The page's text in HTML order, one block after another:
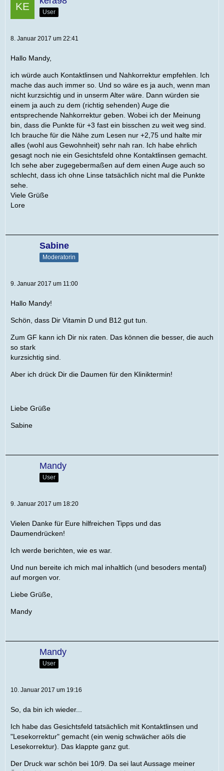
User
8. Januar 2017 um 22:41
Hallo Mandy,
ich würde auch Kontaktlinsen und Nahkorrektur empfehlen. Ich
mache das auch immer so. Und so wäre es ja auch, wenn man
nicht kurzsichtig und in unserm Alter wäre. Dann würden sie
einem ja auch zu dem (richtig sehenden) Auge die
entsprechende Nahkorrektur geben. Wobei ich der Meinung
bin, dass die Punkte für +3 fast ein bisschen zu weit weg sind.
Ich brauche für die Nähe zum Lesen nur +2,75 und halte mir
alles (wohl aus Gewohnheit) sehr nah ran. Ich habe ehrlich
gesagt noch nie ein Gesichtsfeld ohne Kontaktlinsen gemacht.
Ich sehe aber zugegebermaßen auf dem einen Auge auch so
schlecht, dass ich ohne Linse tatsächlich nicht mal die Punkte
sehe.
Viele Grüße
Lore
Sabine
Moderatorin
9. Januar 2017 um 11:00
Hallo Mandy!
Schön, dass Dir Vitamin D und B12 gut tun.
Zum GF kann ich Dir nix raten. Das können die besser, die auch
so stark
kurzsichtig sind.
Aber ich drück Dir die Daumen für den Kliniktermin!
Liebe Grüße
Sabine
Mandy
User
9. Januar 2017 um 18:20
Vielen Danke für Eure hilfreichen Tipps und das
Daumendrücken!
Ich werde berichten, wie es war.
Und nun bereite ich mich mal inhaltlich (und besoders mental)
auf morgen vor.
Liebe Grüße,
Mandy
Mandy
User
10. Januar 2017 um 19:16
So, da bin ich wieder...
Ich habe das Gesichtsfeld tatsächlich mit Kontaktlinsen und
"Lesekorrektur" gemacht (ein wenig schwächer aöls die
Lesekorrektur). Das klappte ganz gut.
Der Druck war schön bei 10/9. Da sei laut Aussage meiner